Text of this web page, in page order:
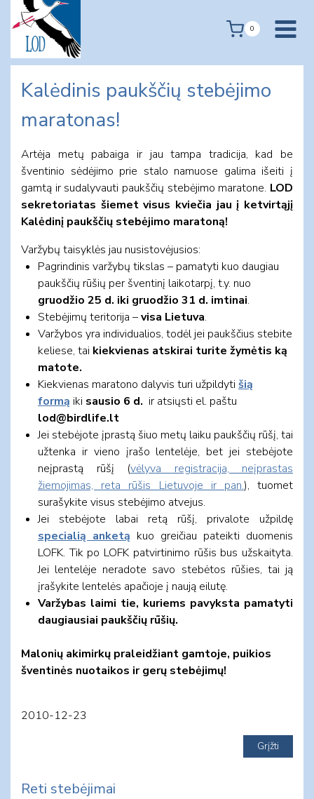
content
0
Kalėdinis paukščių stebėjimo
maratonas!
Artėja metų pabaiga ir jau tampa tradicija, kad be
šventinio sėdėjimo prie stalo namuose galima išeiti į
gamtą ir sudalyvauti paukščių stebėjimo maratone. LOD
sekretoriatas šiemet visus kviečia jau į ketvirtąjį
Kalėdinį paukščių stebėjimo maratoną!
Varžybų taisyklės jau nusistovėjusios:
Pagrindinis varžybų tikslas – pamatyti kuo daugiau
paukščių rūšių per šventinį laikotarpį, t.y. nuo
gruodžio 25 d. iki gruodžio 31 d. imtinai.
Stebėjimų teritorija –visa Lietuva.
Varžybos yra individualios, todėl jei paukščius stebite
keliese, tai kiekvienas atskirai turite žymėtis ką
matote.
Kiekvienas maratono dalyvis turi užpildyti šią
formą iki sausio 6 d. ir atsiųsti el. paštu
lod@birdlife.lt
Jei stebėjote įprastą šiuo metų laiku paukščių rūšį, tai
užtenka ir vieno įrašo lentelėje, bet jei stebėjote
neįprastą rūšį (vėlyva registracija, neįprastas
žiemojimas, reta rūšis Lietuvoje ir pan.), tuomet
surašykite visus stebėjimo atvejus.
Jei stebėjote labai retą rūšį, privalote užpildę
specialią anketą kuo greičiau pateikti duomenis
LOFK. Tik po LOFK patvirtinimo rūšis bus užskaityta.
Jei lentelėje neradote savo stebėtos rūšies, tai ją
įrašykite lentelės apačioje į naują eilutę.
Varžybas laimi tie, kuriems pavyksta pamatyti
daugiausiai paukščių rūšių.
Malonių akimirkų praleidžiant gamtoje, puikios
šventinės nuotaikos ir gerų stebėjimų!
2010-12-23
Reti stebėjimai